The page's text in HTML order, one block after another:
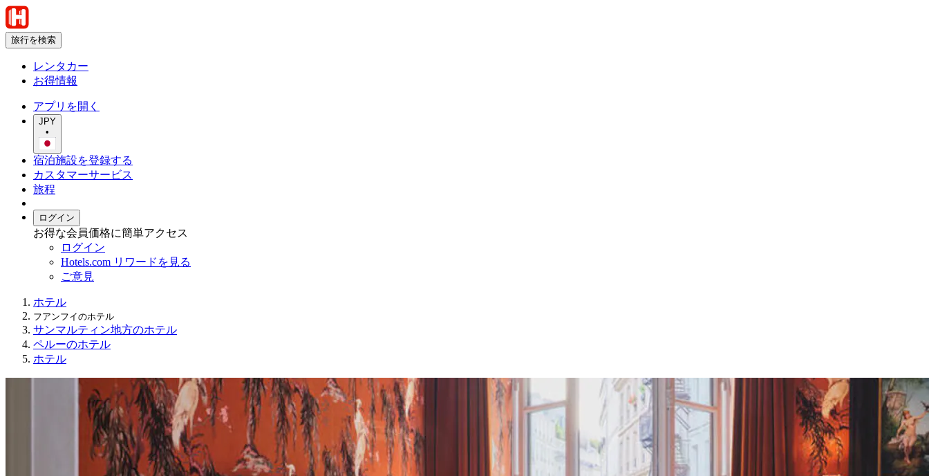
旅行を検索
レンタカー
お得情報
アプリを開く
JPY
•
宿泊施設を登録する
カスタマーサービス
旅程
ログイン
お得な会員価格に簡単アクセス
ログイン
Hotels.com リワードを見る
ご意見
ホテル
フアンフイのホテル
サンマルティン地方のホテル
ペルーのホテル
ホテル